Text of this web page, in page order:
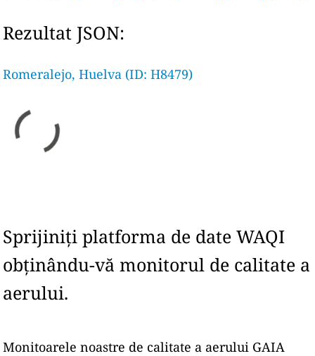
Rezultat JSON:
Romeralejo, Huelva (ID: H8479)
Sprijiniți platforma de date WAQI
obținându-vă monitorul de calitate a
aerului.
Monitoarele noastre de calitate a aerului GAIA